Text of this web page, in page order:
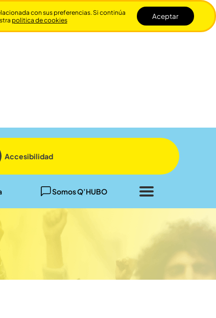
Accesibilidad
Somos Q’HUBO
Cerrar
con sus preferencias. Si continúa
politica de cookies Aceptar